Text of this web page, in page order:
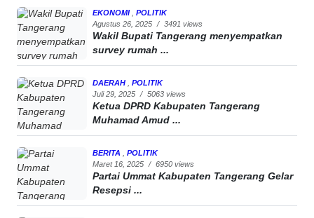
EKONOMI
POLITIK
Agustus 26, 2025 / 3491 views
Wakil Bupati Tangerang menyempatkan
survey rumah ...
DAERAH
POLITIK
Juli 29, 2025 / 5063 views
Ketua DPRD Kabupaten Tangerang
Muhamad Amud ...
BERITA
POLITIK
Maret 16, 2025 / 6950 views
Partai Ummat Kabupaten Tangerang Gelar
Resepsi ...